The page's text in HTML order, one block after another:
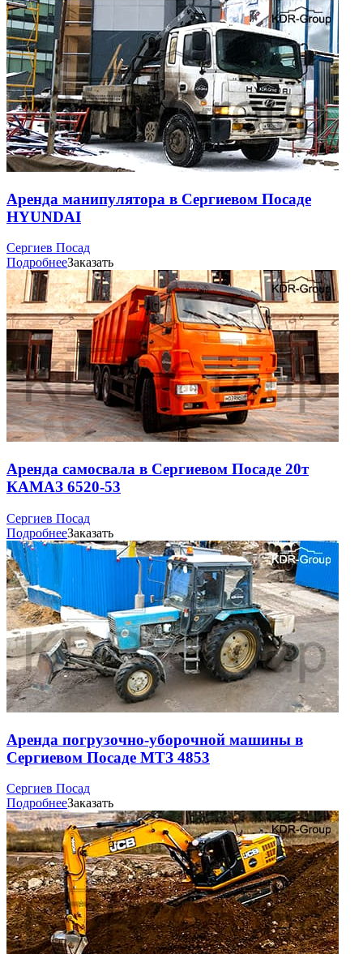
Аренда манипулятора в Сергиевом Посаде
HYUNDAI
Сергиев Посад
ПодробнееЗаказать
Аренда самосвала в Сергиевом Посаде 20т
КАМАЗ 6520-53
Сергиев Посад
ПодробнееЗаказать
Аренда погрузочно-уборочной машины в
Сергиевом Посаде МТЗ 4853
Сергиев Посад
ПодробнееЗаказать